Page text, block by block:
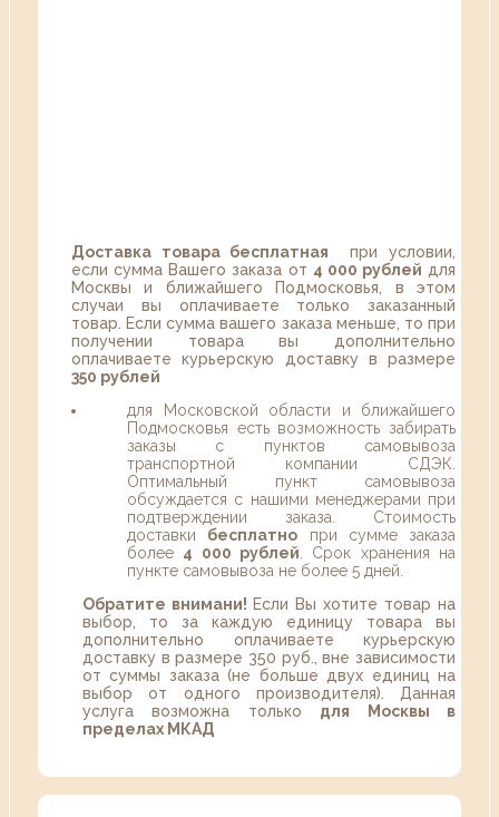
Доставка товара бесплатная при условии,
если сумма Вашего заказа от 4 000 рублей для
Москвы и ближайшего Подмосковья, в этом
случаи вы оплачиваете только заказанный
товар. Если сумма вашего заказа меньше, то при
получении товара вы дополнительно
оплачиваете курьерскую доставку в размере
350 рублей
для Московской области и ближайшего
Подмосковья есть возможность забирать
заказы с пунктов самовывоза
транспортной компании СДЭК.
Оптимальный пункт самовывоза
обсуждается с нашими менеджерами при
подтверждении заказа. Стоимость
доставки бесплатно при сумме заказа
более 4 000 рублей . Срок хранения на
пункте самовывоза не более 5 дней.
Обратите внимани! Если Вы хотите товар на
выбор, то за каждую единицу товара вы
дополнительно оплачиваете курьерскую
доставку в размере 350 руб., вне зависимости
от суммы заказа (не больше двух единиц на
выбор от одного производителя). Данная
услуга возможна только для Москвы в
пределах МКАД